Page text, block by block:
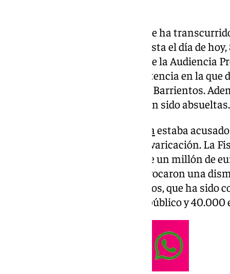
Diecisiete años. Es el tiempo que ha
instrucción del ‘caso Astapa’ hasta el día de
Tribunal de la Sección Tercera de la Audiencia
con la lectura del fallo de la sentencia en la
exalcalde de Estepona, Antonio Barrientos.
condenadas mientras que 31 han sido absueltas.
Esteponaestaba
malversación, cohecho y de prevaricación. La
meses de prisión y una multa de un millón de
del caso y las indagaciones provocaron una
penas, entre ellas la de Barrientos, que ha sido
meses de suspensión de cargo público y